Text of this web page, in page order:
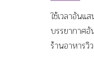
ใช้เวลาอัน
บรรยากาศ
ร้านอาหารวิ